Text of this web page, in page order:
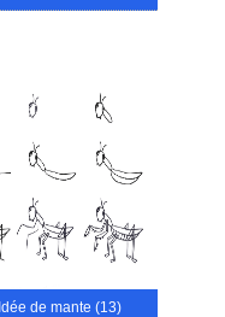
Idée de mante (13)